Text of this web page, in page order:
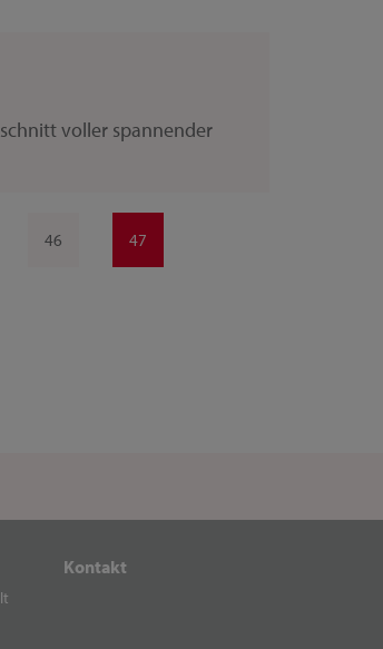
voller spannender
46 47
Kontakt